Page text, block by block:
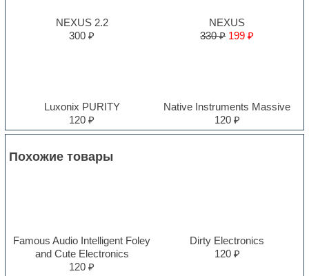
NEXUS 2.2
300 ₽
NEXUS
330 ₽ 199 ₽
Luxonix PURITY
120 ₽
Native Instruments Massive
120 ₽
Похожие товары
Famous Audio Intelligent Foley
and Cute Electronics
120 ₽
Dirty Electronics
120 ₽